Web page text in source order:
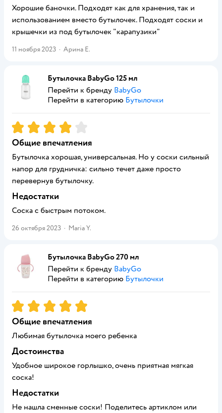
Хорошие баночки. Подходят как для хранения, так и
использованием вместо бутылочек. Подходят соски и
крышечки из под бутылочек "карапузики"
11 ноября 2023 · Арина Е.
Бутылочка BabyGo 125 мл
Перейти к бренду BabyGo
Перейти в категорию Бутылочки
Рейтинг:4
Общие впечатления
Бутылочка хорошая, универсальная. Но у соски сильный
напор для грудничка: сильно течет даже просто
перевернув бутылочку.
Недостатки
Соска с быстрым потоком.
26 октября 2023 · Maria Y.
Бутылочка BabyGo 270 мл
Перейти к бренду BabyGo
Перейти в категорию Бутылочки
Рейтинг:5
Общие впечатления
Любимая бутылочка моего ребенка
Достоинства
Удобное широкое горлышко, очень приятная мягкая
соска!
Недостатки
Не нашла сменные соски! Поделитесь артиклом или